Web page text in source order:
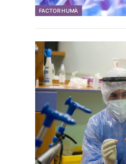
FACTOR HUMÀ